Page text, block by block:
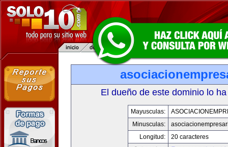
El dueño de este dominio lo
Mayusculas:
Minusculas:
Longitud:
20 caracteres